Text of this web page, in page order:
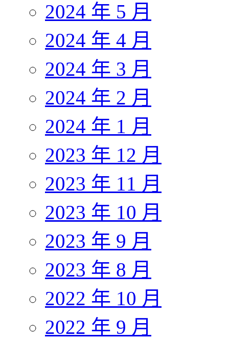
2024 年 5 月
2024 年 4 月
2024 年 3 月
2024 年 2 月
2024 年 1 月
2023 年 12 月
2023 年 11 月
2023 年 10 月
2023 年 9 月
2023 年 8 月
2022 年 10 月
2022 年 9 月